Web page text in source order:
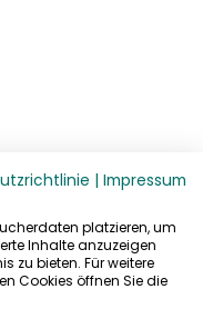
| Impressum
platzieren, um
Inhalte anzuzeigen
zu bieten. Für weitere
Cookies öffnen Sie die